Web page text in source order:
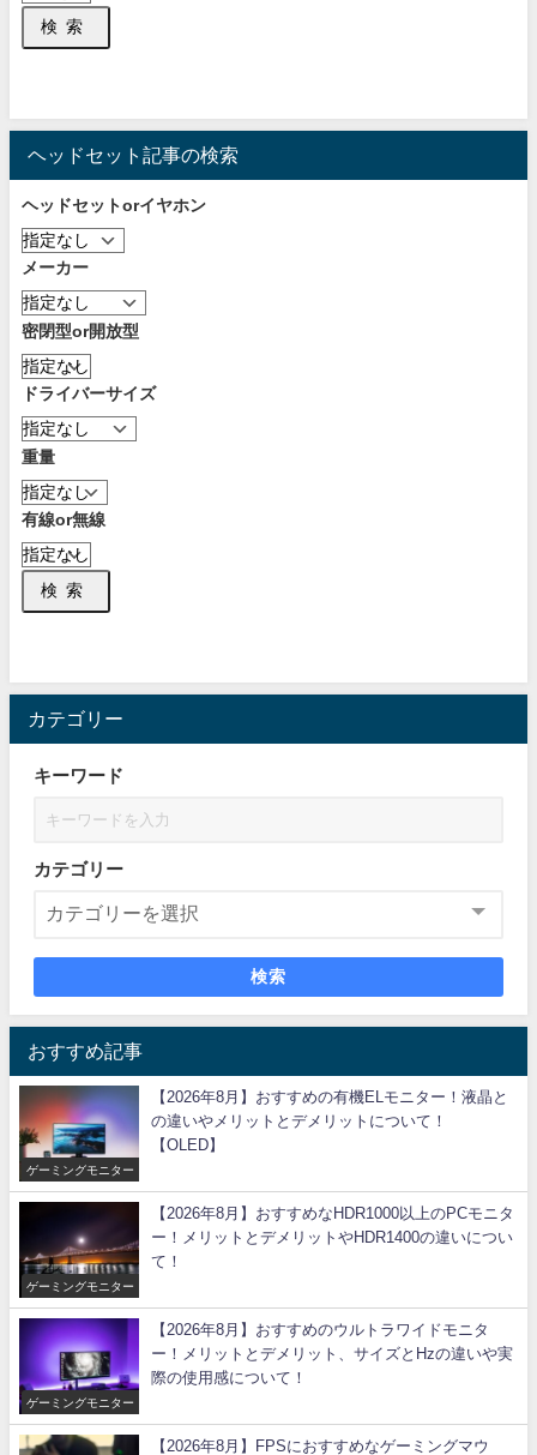
検索
ヘッドセット記事の検索
ヘッドセットorイヤホン
メーカー
密閉型or開放型
ドライバーサイズ
重量
有線or無線
検索
カテゴリー
キーワード
カテゴリー
検索
おすすめ記事
ゲーミングモニター
【2026年8月】おすすめの有機ELモニター！液晶と
の違いやメリットとデメリットについて！
【OLED】
ゲーミングモニター
【2026年8月】おすすめなHDR1000以上のPCモニタ
ー！メリットとデメリットやHDR1400の違いについ
て！
ゲーミングモニター
【2026年8月】おすすめのウルトラワイドモニタ
ー！メリットとデメリット、サイズとHzの違いや実
際の使用感について！
【2026年8月】FPSにおすすめなゲーミングマウ